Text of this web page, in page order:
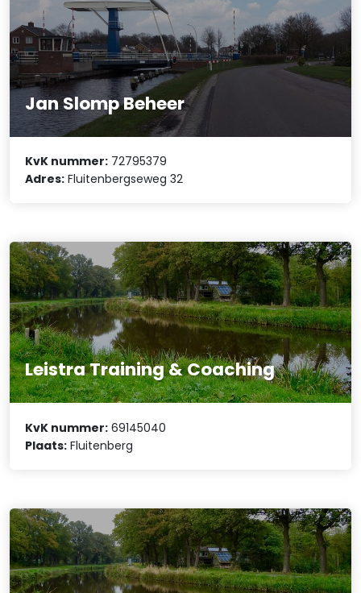
Jan Slomp Beheer
KvK nummer: 72795379
Adres: Fluitenbergseweg 32
Leistra Training & Coaching
KvK nummer: 69145040
Plaats: Fluitenberg